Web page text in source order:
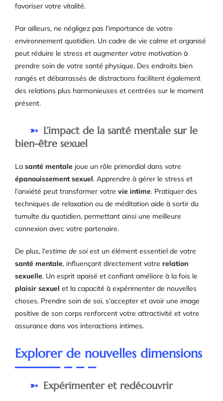
favoriser votre vitalité.
Par ailleurs, ne négligez pas l’importance de votre
environnement quotidien. Un cadre de vie calme et organisé
peut réduire le stress et augmenter votre motivation à
prendre soin de votre santé physique. Des endroits bien
rangés et débarrassés de distractions facilitent également
des relations plus harmonieuses et centrées sur le moment
présent.
L’impact de la santé mentale sur le
bien-être sexuel
La santé mentale joue un rôle primordial dans votre
épanouissement sexuel. Apprendre à gérer le stress et
l’anxiété peut transformer votre vie intime. Pratiquer des
techniques de relaxation ou de méditation aide à sortir du
tumulte du quotidien, permettant ainsi une meilleure
connexion avec votre partenaire.
De plus, l’estime de soiest un élément essentiel de votre
santé mentale, influençant directement votre relation
sexuelle. Un esprit apaisé et confiant améliore à la fois le
plaisir sexuel et la capacité à expérimenter de nouvelles
choses. Prendre soin de soi, s’accepter et avoir une image
positive de son corps renforcent votre attractivité et votre
assurance dans vos interactions intimes.
Explorer de nouvelles dimensions
Expérimenter et redécouvrir